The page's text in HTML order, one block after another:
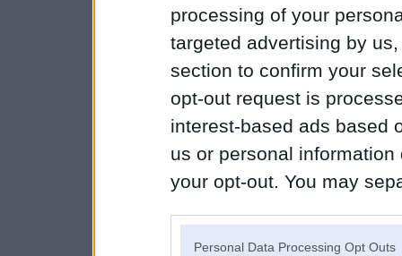
processing of your
targeted advertising by
section to confirm your
opt-out request is
interest-based ads based
us or personal
your opt-out. You may
Personal Data Processing Opt Outs